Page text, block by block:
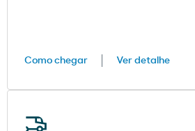
Como chegar Ver detalhe